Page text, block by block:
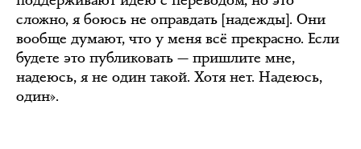
сложно, я боюсь не оправдать [надежды]. Они
вообще думают, что у меня всё прекрасно. Если
будете это публиковать — пришлите мне,
надеюсь, я не один такой. Хотя нет. Надеюсь,
один».